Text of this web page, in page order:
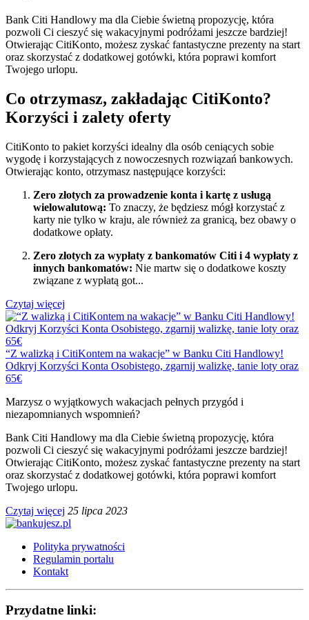
Bank Citi Handlowy ma dla Ciebie świetną propozycję, która
pozwoli Ci cieszyć się wakacyjnymi podróżami jeszcze bardziej!
Otwierając CitiKonto, możesz zyskać fantastyczne prezenty na start
oraz skorzystać z dodatkowej gotówki, która poprawi komfort
Twojego urlopu.
Co otrzymasz, zakładając CitiKonto?
Korzyści i zalety oferty
CitiKonto to pakiet korzyści idealny dla osób ceniących sobie
wygodę i korzystających z nowoczesnych rozwiązań bankowych.
Otwierając konto, otrzymasz następujące korzyści:
Zero złotych za prowadzenie konta i kartę z usługą
wielowalutową: To znaczy, że będziesz mógł korzystać z
karty nie tylko w kraju, ale również za granicą, bez obawy o
dodatkowe opłaty.
Zero złotych za wypłaty z bankomatów Citi i 4 wypłaty z
innych bankomatów: Nie martw się o dodatkowe koszty
związane z wypłatą got...
Czytaj więcej
“Z walizką i CitiKontem na wakacje” w Banku Citi Handlowy!
Odkryj Korzyści Konta Osobistego, zgarnij walizkę, tanie loty oraz
65€
Marzysz o wyjątkowych wakacjach pełnych przygód i
niezapomnianych wspomnień?
Bank Citi Handlowy ma dla Ciebie świetną propozycję, która
pozwoli Ci cieszyć się wakacyjnymi podróżami jeszcze bardziej!
Otwierając CitiKonto, możesz zyskać fantastyczne prezenty na start
oraz skorzystać z dodatkowej gotówki, która poprawi komfort
Twojego urlopu.
Czytaj więcej 25 lipca 2023
Polityka prywatności
Regulamin portalu
Kontakt
Przydatne linki: